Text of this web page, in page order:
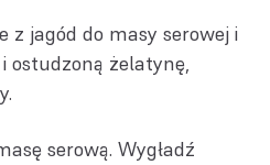
z jagód do masy serowej i
ostudzoną żelatynę,
serową. Wygładź